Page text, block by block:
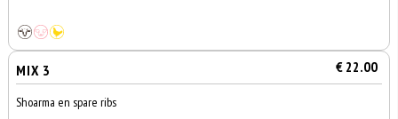
MIX 3 € 22.00
Shoarma en spare ribs